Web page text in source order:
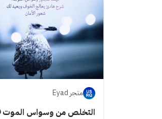
متجر Eyad
التخلص من وسواس الموت 🥹🥹